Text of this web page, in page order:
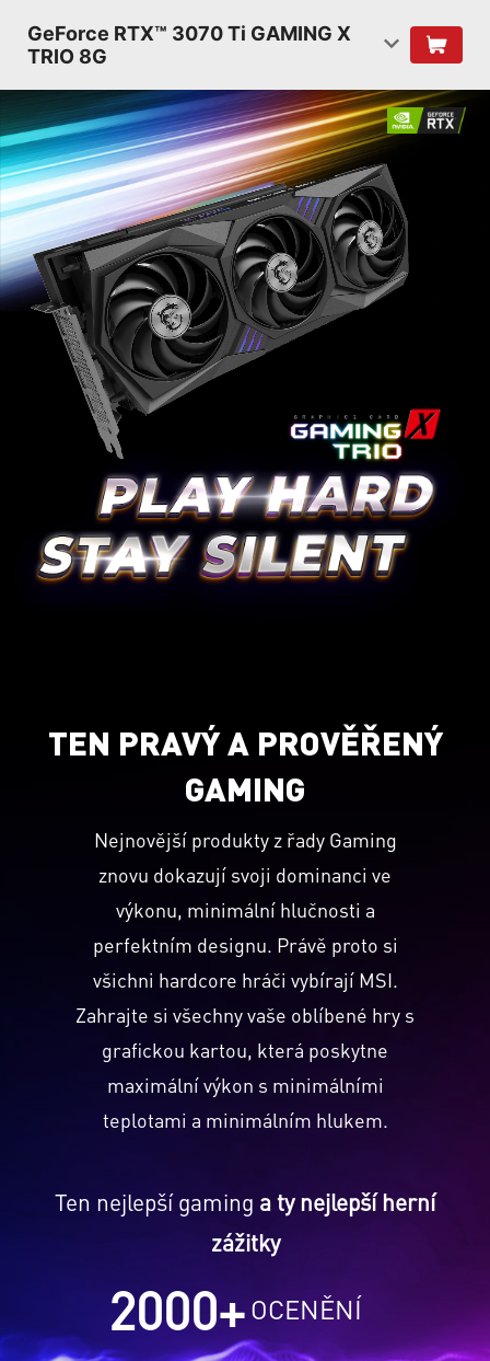
GeForce RTX™ 3070 Ti GAMING X
TRIO 8G
TEN PRAVÝ A PROVĚŘENÝ
GAMING
Nejnovější produkty z řady Gaming
znovu dokazují svoji dominanci ve
výkonu, minimální hlučnosti a
perfektním designu. Právě proto si
všichni hardcore hráči vybírají MSI.
Zahrajte si všechny vaše oblíbené hry s
grafickou kartou, která poskytne
maximální výkon s minimálními
teplotami a minimálním hlukem.
Ten nejlepší gaming a ty nejlepší herní
zážitky
2000+OCENĚNÍ